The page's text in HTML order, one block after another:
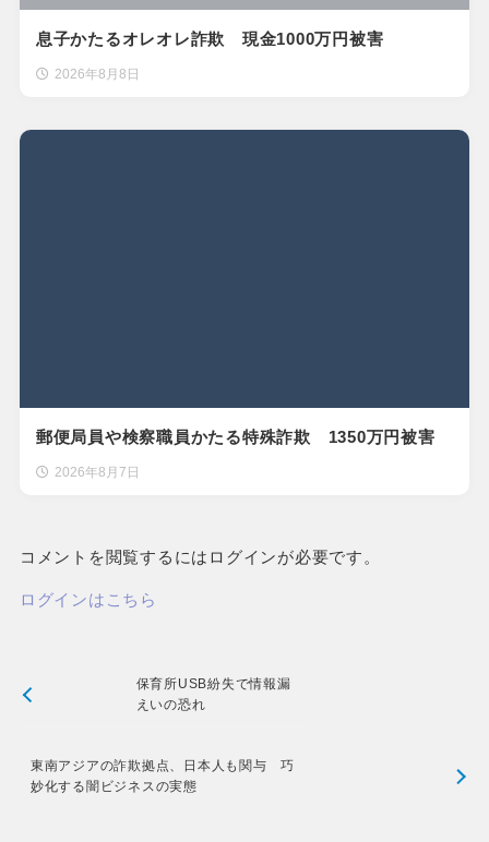
息子かたるオレオレ詐欺 現金1000万円被害
2026年8月8日
郵便局員や検察職員かたる特殊詐欺 1350万円被害
2026年8月7日
コメントを閲覧するにはログインが必要です。
ログインはこちら
保育所USB紛失で情報漏
えいの恐れ
東南アジアの詐欺拠点、日本人も関与 巧
妙化する闇ビジネスの実態